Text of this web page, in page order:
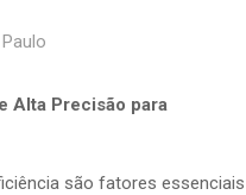
Alta Precisão para
são fatores essenciais